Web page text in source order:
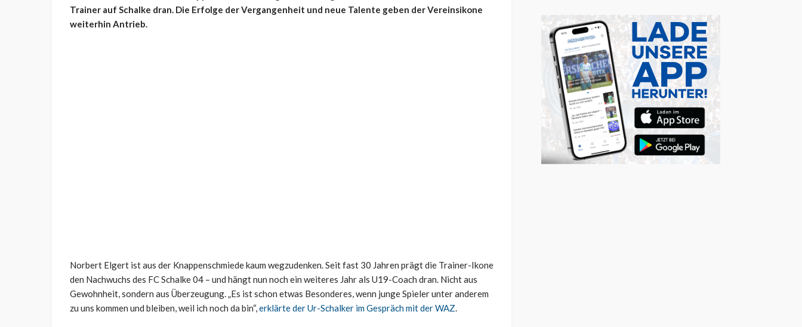
Trainer auf Schalke dran. Die Erfolge der Vergangenheit und neue Talente geben der Vereinsikone
weiterhin Antrieb.
Norbert Elgert ist aus der Knappenschmiede kaum wegzudenken. Seit fast 30 Jahren prägt die Trainer-Ikone
den Nachwuchs des FC Schalke 04 – und hängt nun noch ein weiteres Jahr als U19-Coach dran. Nicht aus
Gewohnheit, sondern aus Überzeugung. „Es ist schon etwas Besonderes, wenn junge Spieler unter anderem
zu uns kommen und bleiben, weil ich noch da bin“,erklärte der Ur-Schalker im Gespräch mit der WAZ.